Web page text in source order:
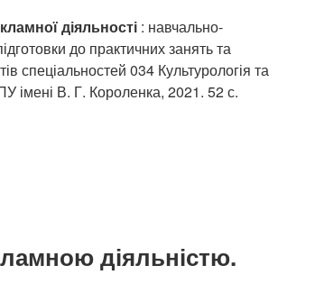
діяльності : навчально-
до практичних занять та
спеціальностей 034 Культурологія та
імені В. Г. Короленка, 2021. 52 с.
діяльністю.